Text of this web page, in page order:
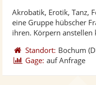
Akrobatik, Erotik, Tanz,
eine Gruppe hübscher
ihren. Körpern anstellen
Standort: Bochum
Gage: auf Anfrage